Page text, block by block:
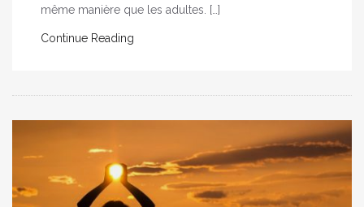
même manière que les adultes. […]
Continue Reading